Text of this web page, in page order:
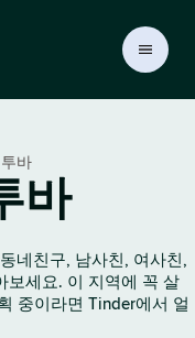
바
바
네친구, 남사친, 여사친,
보세요. 이 지역에 꼭 살
중이라면 Tinder에서 얼